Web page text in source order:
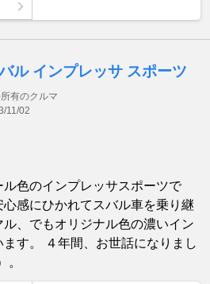
ル インプレッサ スポーツ
有のクルマ
11/02
色のインプレッサスポーツで
感にひかれてスバル車を乗り継
、でもオリジナル色の濃いイン
す。 ４年間、お世話になりまし
。